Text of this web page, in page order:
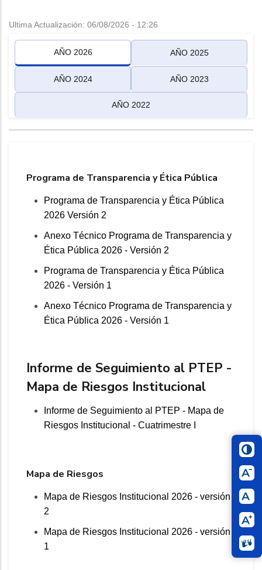
Ultima Actualización: 06/08/2026 - 12:26
AÑO 2026 AÑO 2025
AÑO 2024 AÑO 2023
AÑO 2022
Programa de Transparencia y Ética Pública
Programa de Transparencia y Ética Pública
2026 Versión 2
Anexo Técnico Programa de Transparencia y
Ética Pública 2026 - Versión 2
Programa de Transparencia y Ética Pública
2026 - Versión 1
Anexo Técnico Programa de Transparencia y
Ética Pública 2026 - Versión 1
Informe de Seguimiento al PTEP -
Mapa de Riesgos Institucional
Informe de Seguimiento al PTEP - Mapa de
Riesgos Institucional - Cuatrimestre I
Mapa de Riesgos
Mapa de Riesgos Institucional 2026 - versión
2
Mapa de Riesgos Institucional 2026 - versión
1